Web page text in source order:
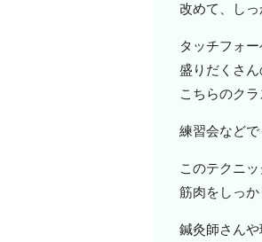
改めて、しっ
タッチフォ
盛りだくさ
こちらのクラ
練習会などで
このテクニ
筋肉をしっ
鍼灸師さんや